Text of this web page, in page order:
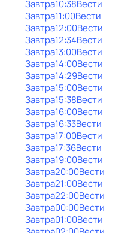
Завтра10:38Вести
Завтра11:00Вести
Завтра12:00Вести
Завтра12:34Вести
Завтра13:00Вести
Завтра14:00Вести
Завтра14:29Вести
Завтра15:00Вести
Завтра15:38Вести
Завтра16:00Вести
Завтра16:33Вести
Завтра17:00Вести
Завтра17:36Вести
Завтра19:00Вести
Завтра20:00Вести
Завтра21:00Вести
Завтра22:00Вести
Завтра00:00Вести
Завтра01:00Вести